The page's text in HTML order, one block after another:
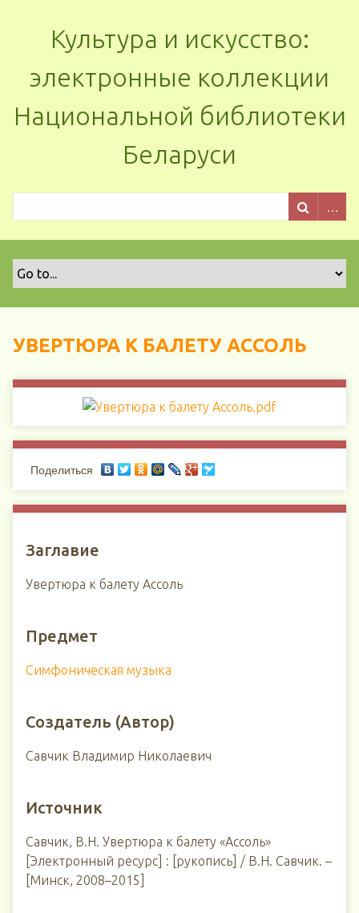
Культура и искусство:
электронные коллекции
Национальной библиотеки
Беларуси
УВЕРТЮРА К БАЛЕТУ АССОЛЬ
Поделиться
Заглавие
Увертюра к балету Ассоль
Предмет
Симфоническая музыка
Создатель (Автор)
Савчик Владимир Николаевич
Источник
Савчик, В.Н. Увертюра к балету «Ассоль»
[Электронный ресурс] : [рукопись] / В.Н. Савчик. –
[Минск, 2008–2015]